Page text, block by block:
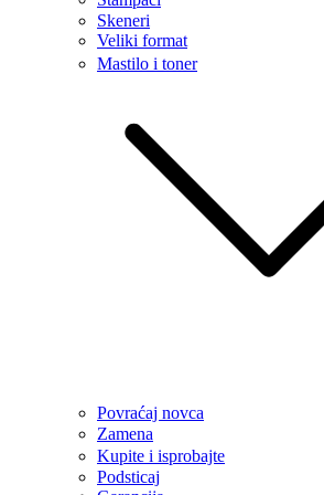
Skeneri
Veliki format
Mastilo i toner
Povraćaj novca
Zamena
Kupite i isprobajte
Podsticaj